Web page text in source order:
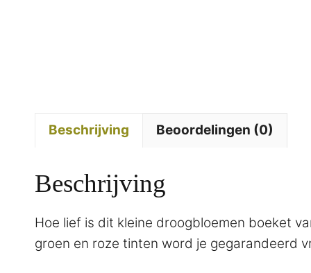
Beschrijving Beoordelingen (0)
Beschrijving
Hoe lief is dit kleine droogbloemen boeket
groen en roze tinten word je gegarandeerd